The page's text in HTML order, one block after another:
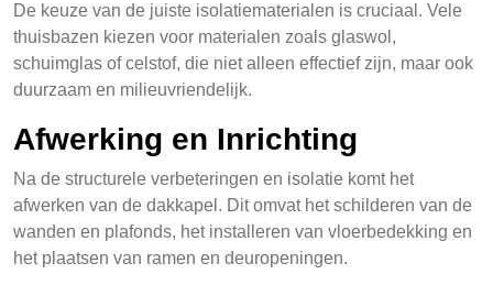
De keuze van de juiste isolatiematerialen is cruciaal. Vele
thuisbazen kiezen voor materialen zoals glaswol,
schuimglas of celstof, die niet alleen effectief zijn, maar ook
duurzaam en milieuvriendelijk.
Afwerking en Inrichting
Na de structurele verbeteringen en isolatie komt het
afwerken van de dakkapel. Dit omvat het schilderen van de
wanden en plafonds, het installeren van vloerbedekking en
het plaatsen van ramen en deuropeningen.